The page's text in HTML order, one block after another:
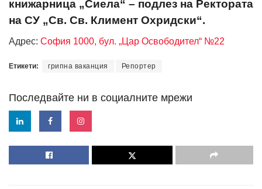
книжарница „Сиела“ – подлез на Ректората
на СУ „Св. Св. Климент Охридски“.
Адрес: София 1000, бул. „Цар Освободител“ №22
Етикети: грипна ваканция Репортер
Последвайте ни в социалните мрежи